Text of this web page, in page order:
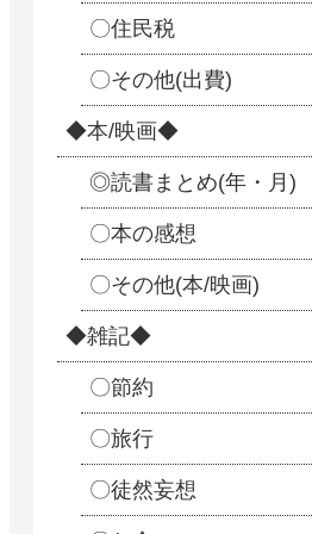
〇住民税
〇その他(出費)
◆本/映画◆
◎読書まとめ(年・月)
〇本の感想
〇その他(本/映画)
◆雑記◆
〇節約
〇旅行
〇徒然妄想